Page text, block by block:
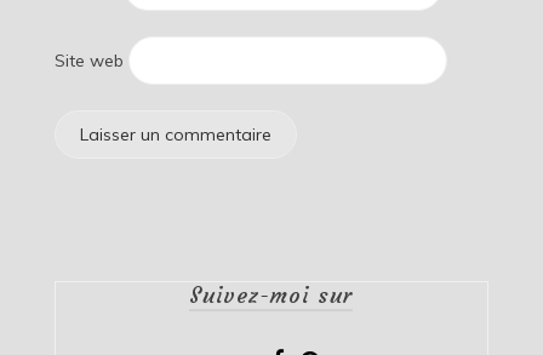
Site web
Suivez-moi sur